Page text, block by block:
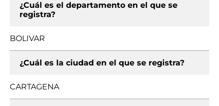
¿Cuál es el departamento en el que se
registra?
BOLIVAR
¿Cuál es la ciudad en el que se registra?
CARTAGENA